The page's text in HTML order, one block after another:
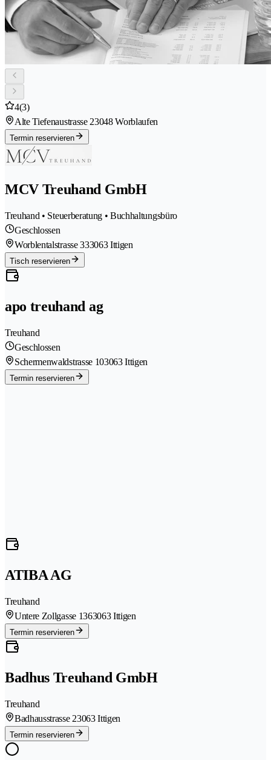
4(3)
Alte Tiefenaustrasse 23048 Worblaufen
Termin reservieren
MCV Treuhand GmbH
Treuhand • Steuerberatung • Buchhaltungsbüro
Geschlossen
Worblentalstrasse 333063 Ittigen
Tisch reservieren
apo treuhand ag
Treuhand
Geschlossen
Schermenwaldstrasse 103063 Ittigen
Termin reservieren
ATIBA AG
Treuhand
Untere Zollgasse 1363063 Ittigen
Termin reservieren
Badhus Treuhand GmbH
Treuhand
Badhausstrasse 23063 Ittigen
Termin reservieren